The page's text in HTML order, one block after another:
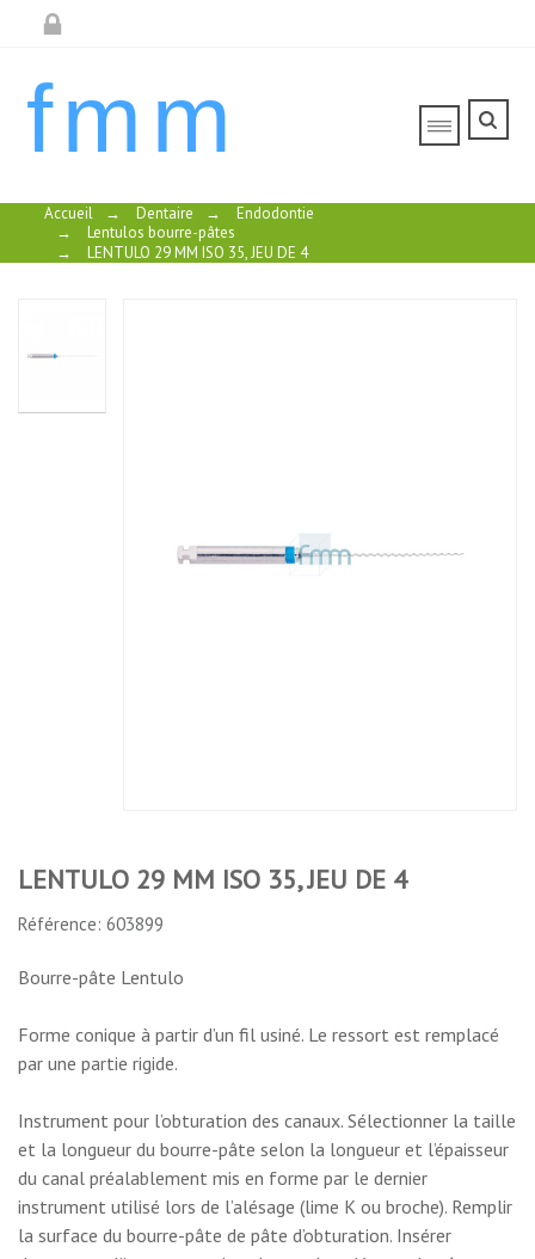
fmm
Accueil → Dentaire →
Endodontie
→
Lentulos bourre-pâtes
→
LENTULO 29 MM ISO 35, JEU DE 4
LENTULO 29 MM ISO 35, JEU DE 4
Référence: 603899
Bourre-pâte Lentulo
Forme conique à partir d’un fil usiné. Le ressort est remplacé
par une partie rigide.
Instrument pour l’obturation des canaux. Sélectionner la taille
et la longueur du bourre-pâte selon la longueur et l’épaisseur
du canal préalablement mis en forme par le dernier
instrument utilisé lors de l’alésage (lime K ou broche). Remplir
la surface du bourre-pâte de pâte d’obturation. Insérer
MM ISO 40,
JEU DE 4
MM ISO 30,
JEU DE 4